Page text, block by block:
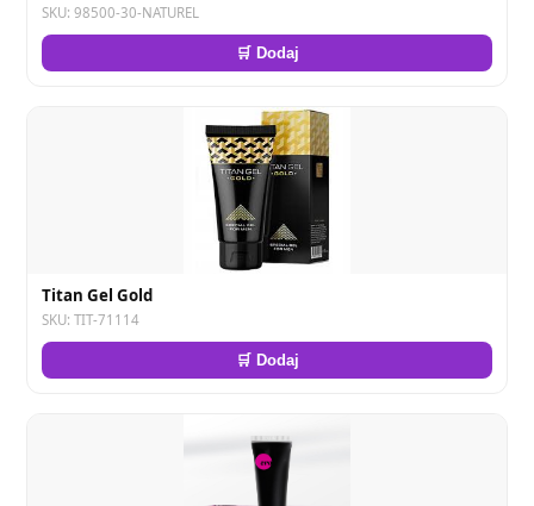
SKU: 98500-30-NATUREL
🛒 Dodaj
Titan Gel Gold
SKU: TIT-71114
🛒 Dodaj